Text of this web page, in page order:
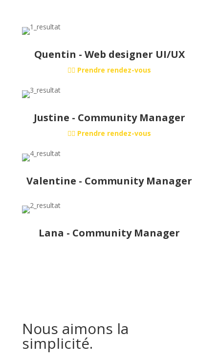
Quentin - Web designer UI/UX
🙋‍♂️ Prendre rendez-vous
Justine - Community Manager
🙋‍♀️ Prendre rendez-vous
Valentine - Community Manager
Lana - Community Manager
Nous aimons la
simplicité.